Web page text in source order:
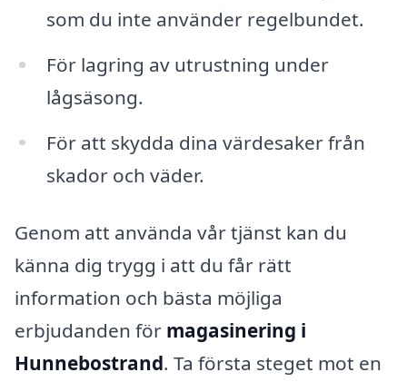
som du inte använder regelbundet.
För lagring av utrustning under
lågsäsong.
För att skydda dina värdesaker från
skador och väder.
Genom att använda vår tjänst kan du
känna dig trygg i att du får rätt
information och bästa möjliga
erbjudanden för magasinering i
Hunnebostrand. Ta första steget mot en